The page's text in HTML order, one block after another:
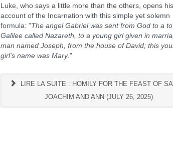
Luke, who says a little more than the others, opens his
account of the Incarnation with this simple yet solemn
formula: "The angel Gabriel was sent from God to a
Galilee called Nazareth, to a young girl given in
man named Joseph, from the house of David; this
girl's name was Mary."
LIRE LA SUITE : HOMILY FOR THE FEAST OF
JOACHIM AND ANN (JULY 26, 2025)